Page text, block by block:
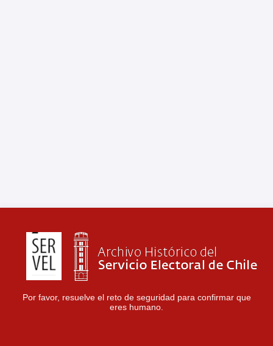
Por favor, resuelve el reto de seguridad para confirmar que
eres humano.